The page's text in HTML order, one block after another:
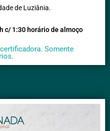
de Luziânia.
c/ 1:30 horário de almoço
Somente